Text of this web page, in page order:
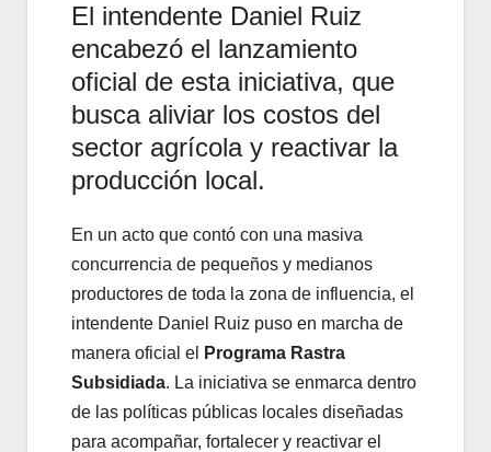
El intendente Daniel Ruiz
encabezó el lanzamiento
oficial de esta iniciativa, que
busca aliviar los costos del
sector agrícola y reactivar la
producción local.
En un acto que contó con una masiva
concurrencia de pequeños y medianos
productores de toda la zona de influencia, el
intendente Daniel Ruiz puso en marcha de
manera oficial el
Programa Rastra
Subsidiada. La iniciativa se enmarca dentro
de las políticas públicas locales diseñadas
para acompañar, fortalecer y reactivar el